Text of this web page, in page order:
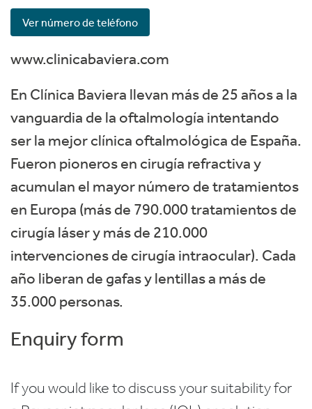
Ver número de teléfono
www.clinicabaviera.com
En Clínica Baviera llevan más de 25 años a la
vanguardia de la oftalmología intentando
ser la mejor clínica oftalmológica de España.
Fueron pioneros en cirugía refractiva y
acumulan el mayor número de tratamientos
en Europa (más de 790.000 tratamientos de
cirugía láser y más de 210.000
intervenciones de cirugía intraocular). Cada
año liberan de gafas y lentillas a más de
35.000 personas.
Enquiry form
If you would like to discuss your suitability for